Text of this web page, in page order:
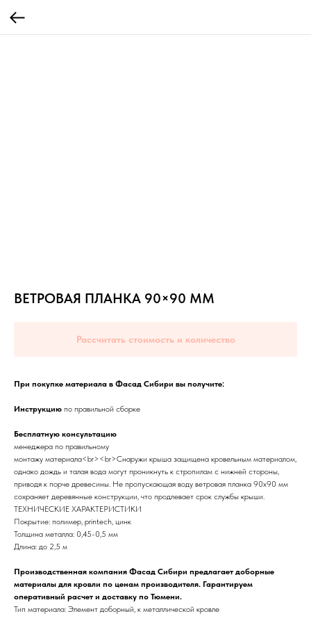
ВЕТРОВАЯ ПЛАНКА 90×90 ММ
Рассчитать стоимость и количество
При покупке материала в Фасад Сибири вы получите:
Инструкцию по правильной сборке
Бесплатную консультацию
менеджера по правильному
монтажу материала<br><br>Снаружи крыша защищена кровельным материалом,
однако дождь и талая вода могут проникнуть к стропилам с нижней стороны,
приводя к порче древесины. Не пропускающая воду ветровая планка 90х90 мм
сохраняет деревянные конструкции, что продлевает срок службы крыши.
ТЕХНИЧЕСКИЕ ХАРАКТЕРИСТИКИ
Покрытие: полимер, printech, цинк
Толщина металла: 0,45-0,5 мм
Длина: до 2,5 м
Производственная компания Фасад Сибири предлагает доборные
материалы для кровли по ценам производителя. Гарантируем
оперативный расчет и доставку по Тюмени.
Тип материала: Элемент доборный, к металлической кровле